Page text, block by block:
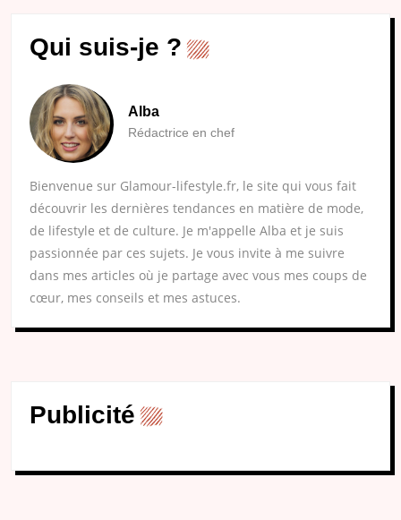
Qui suis-je ?
Alba
Rédactrice en chef
Bienvenue sur Glamour-lifestyle.fr, le site qui vous fait
découvrir les dernières tendances en matière de mode,
de lifestyle et de culture. Je m'appelle Alba et je suis
passionnée par ces sujets. Je vous invite à me suivre
dans mes articles où je partage avec vous mes coups de
cœur, mes conseils et mes astuces.
Publicité